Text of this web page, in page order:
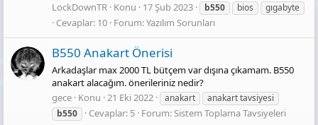
LockDownTR Konu 17 Şub 2023 b550 bios gıgabyte
Cevaplar: 10 Forum:Yazılım Sorunları
B550 Anakart Önerisi
Arkadaşlar max 2000 TL bütçem var dışına çıkamam. B550
anakart alacağım. önerileriniz nedir?
gece Konu 21 Eki 2022 anakart
anakart tavsiyesi
b550
Cevaplar: 5 Forum:Sistem Toplama Tavsiyeleri